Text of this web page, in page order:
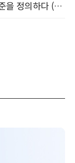
차세대 AICC, 고객 서비스의 새로운 표준을 정의하다 (9/9)